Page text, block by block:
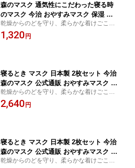
森のマスク 通気性にこだわった寝る時
のマスク 今治 おやすみマスク 保湿 立
体 森のマスク 特殊織ガーゼ 2層 タオル
うまれ タオルそだち 洗って使える エコ
乾燥からのどを守り、柔らかな着けごこち
にこだわった特殊織織2層ガーゼマスク「タ
オルうまれタオルそだち 森 のマスク」
1,320円
寝るとき マスク 日本製 2枚セット 今治
森のマスク 公式通販 おやすみマスク 立
体 タオルうまれ タオルそだち 洗って使
える エコなマスク 森のタオル 6層 ガー
乾燥からのどを守り、柔らかな着けごこち
にこだわった今治タオルのガーゼマスク 今
治 国産 マスク 保湿 安眠 日本製 綿100％ コ
2,640円
寝るとき マスク 日本製 2枚セット 今治
森のマスク 公式通販 おやすみマスク 立
体 タオルうまれ タオルそだち 洗って
乾燥からのどを守り、柔らかな着けごこち